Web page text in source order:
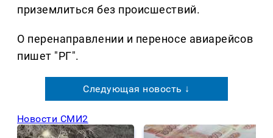
приземлиться без происшествий.
О перенаправлении и переносе авиарейсов
пишет "РГ".
Следующая новость ↓
Новости СМИ2